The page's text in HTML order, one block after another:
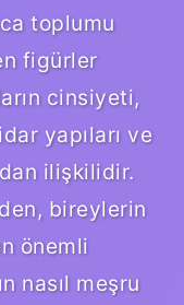
toplumu
figürler
cinsiyeti,
yapıları ve
ilişkilidir.
bireylerin
önemli
nasıl meşru